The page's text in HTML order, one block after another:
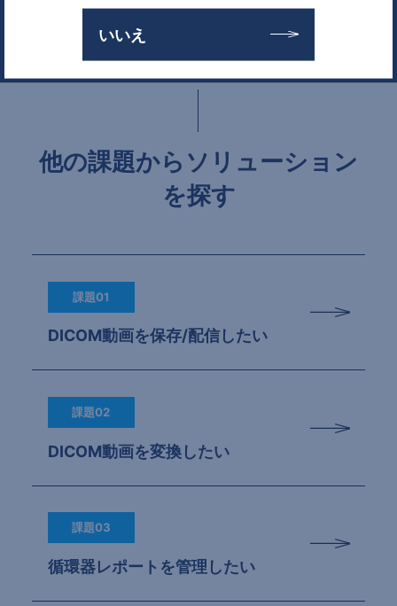
他の課題からソリューション
を探す
課題01
DICOM動画を保存/配信したい
課題02
DICOM動画を変換したい
課題03
循環器レポートを管理したい
いいえ